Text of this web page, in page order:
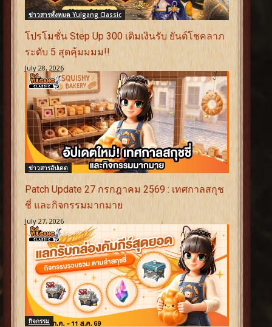
ข่าวสารทั้งหมด Yulgang Classic
โปรโมชั่น Step Up 300 เติมเงินรับ ยันต์โชคลาภ
ระดับ 5 สุดคุ้มมมม!!
July 28, 2026
ข่าวสารอัปเดต
Patch Update 27 กรกฎาคม 2569 : เทศกาลสกุช
ชี่ และกิจกรรมมากมาย
July 27, 2026
กิจกรรม